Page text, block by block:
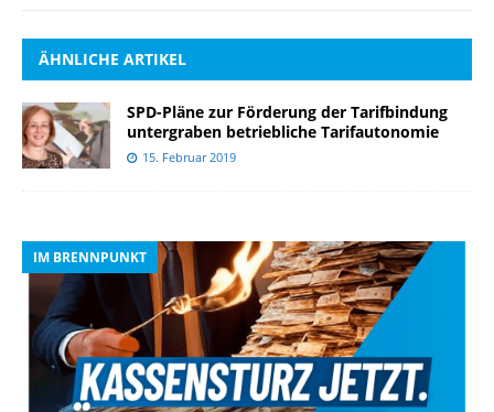
ÄHNLICHE ARTIKEL
SPD-Pläne zur Förderung der Tarifbindung
untergraben betriebliche Tarifautonomie
15. Februar 2019
IM BRENNPUNKT